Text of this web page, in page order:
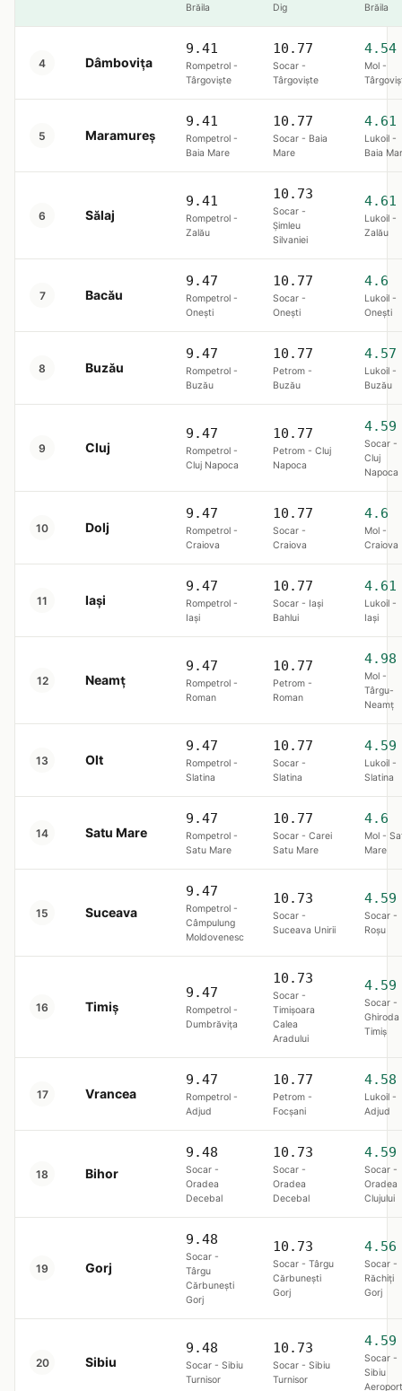
Brăila
Dig
Brăila
4 Dâmbovița
9.41
Rompetrol -
Târgoviște
10.77
Socar -
Târgoviște
4.54
Mol -
5 Maramureș
9.41
Rompetrol -
Baia Mare
10.77
Socar - Baia
Mare
4.61
Lukoil -
Baia
6 Sălaj
9.41
Rompetrol -
Zalău
10.73
Socar -
Șimleu
Silvaniei
4.61
Lukoil -
Zalău
7 Bacău
9.47
Rompetrol -
Onești
10.77
Socar -
Onești
4.6
Lukoil -
Onești
8 Buzău
9.47
Rompetrol -
Buzău
10.77
Petrom -
Buzău
4.57
Lukoil -
Buzău
9 Cluj
9.47
Rompetrol -
Cluj Napoca
10.77
Petrom - Cluj
Napoca
4.59
Socar -
Cluj
Napoca
10 Dolj
9.47
Rompetrol -
Craiova
10.77
Socar -
Craiova
4.6
Mol -
Craiova
11 Iași
9.47
Rompetrol -
Iaşi
10.77
Socar - Iaşi
Bahlui
4.61
Lukoil -
Iaşi
12 Neamț
9.47
Rompetrol -
Roman
10.77
Petrom -
Roman
4.98
Mol -
Târgu-
Neamţ
13 Olt
9.47
Rompetrol -
Slatina
10.77
Socar -
Slatina
4.59
Lukoil -
Slatina
14 Satu Mare
9.47
Rompetrol -
Satu Mare
10.77
Socar - Carei
Satu Mare
4.6
Mol -
Mare
15 Suceava
9.47
Rompetrol -
Câmpulung
Moldovenesc
10.73
Socar -
Suceava Unirii
4.59
Socar -
Roşu
16 Timiș
9.47
Rompetrol -
Dumbrăviţa
10.73
Socar -
Timișoara
Calea
Aradului
4.59
Socar -
Ghiroda
Timiş
17 Vrancea
9.47
Rompetrol -
Adjud
10.77
Petrom -
Focşani
4.58
Lukoil -
Adjud
18 Bihor
9.48
Socar -
Oradea
Decebal
10.73
Socar -
Oradea
Decebal
4.59
Socar -
Oradea
Clujului
19 Gorj
9.48
Socar -
Târgu
Cărbunești
Gorj
10.73
Socar - Târgu
Cărbunești
Gorj
4.56
Socar -
Răchiți
Gorj
20 Sibiu
9.48
Socar - Sibiu
Turnisor
10.73
Socar - Sibiu
Turnisor
4.59
Socar -
Sibiu
Aeroport